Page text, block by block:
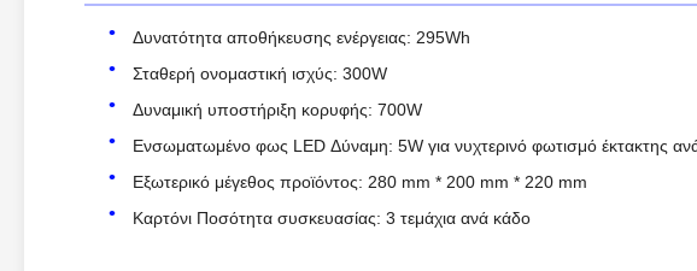
Δυνατότητα αποθήκευσης ενέργειας: 295Wh
Σταθερή ονομαστική ισχύς: 300W
Δυναμική υποστήριξη κορυφής: 700W
Ενσωματωμένο φως LED Δύναμη: 5W για νυχτερινό φωτισμό έκτακτης
Εξωτερικό μέγεθος προϊόντος: 280 mm * 200 mm * 220 mm
Καρτόνι Ποσότητα συσκευασίας: 3 τεμάχια ανά κάδο